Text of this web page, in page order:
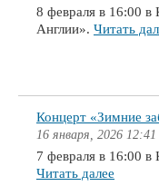
8 февраля в 16:00 в
Англии». Читать
Концерт «Зимние
16 января, 2026 12:41
7 февраля в 16:00 в
Читать далее